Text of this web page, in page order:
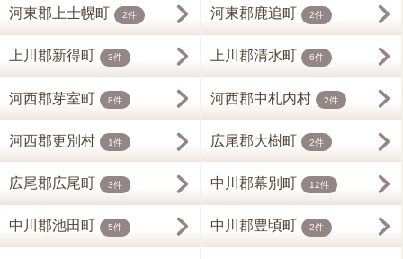
河東郡上士幌町 2件 河東郡鹿追町 2件
上川郡新得町 3件 上川郡清水町 6件
河西郡芽室町 8件 河西郡中札内村 2件
河西郡更別村 1件 広尾郡大樹町 2件
広尾郡広尾町 3件 中川郡幕別町 12件
中川郡池田町 5件 中川郡豊頃町 2件